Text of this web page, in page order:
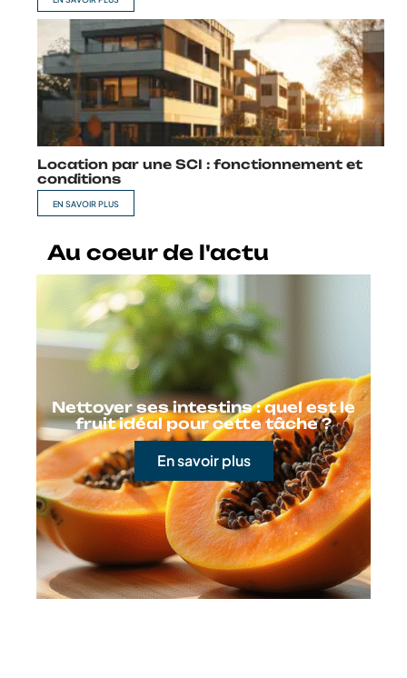
Location par une SCI : fonctionnement et
conditions
EN SAVOIR PLUS
Au coeur de l'actu
Nettoyer ses intestins : quel est le
fruit idéal pour cette tâche ?
En savoir plus